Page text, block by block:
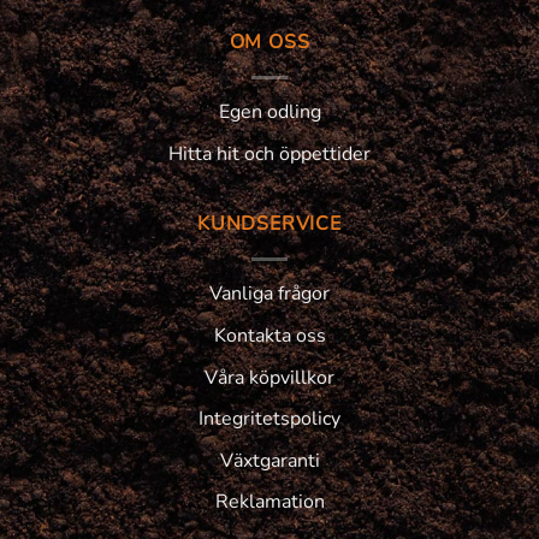
OM OSS
Egen odling
Hitta hit och öppettider
KUNDSERVICE
Vanliga frågor
Kontakta oss
Våra köpvillkor
Integritetspolicy
Växtgaranti
Reklamation